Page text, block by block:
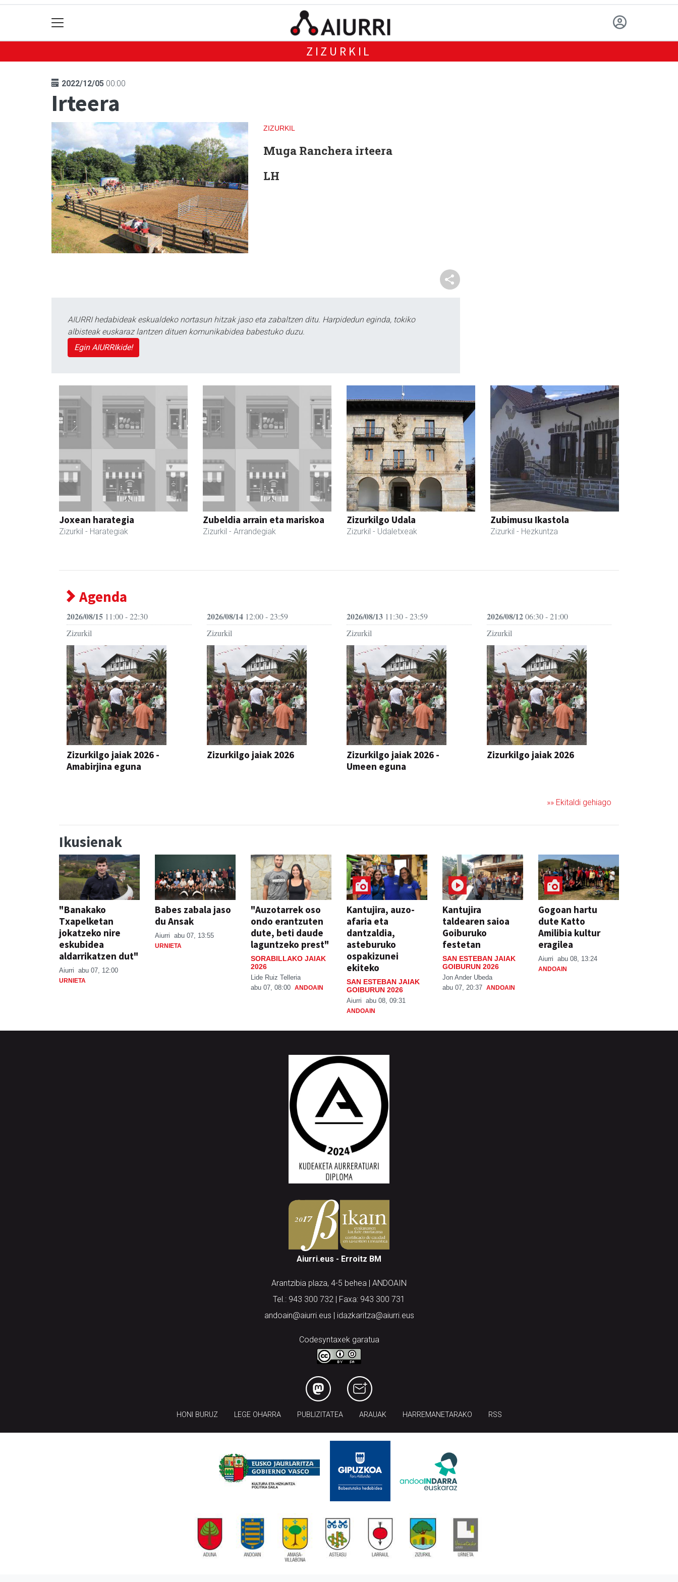
ZIZURKIL
2022/12/05 00:00
Irteera
ZIZURKIL
Muga Ranchera irteera
LH
AIURRI hedabideak eskualdeko nortasun hitzak jaso eta zabaltzen ditu. Harpidedun eginda, tokiko
albisteak euskaraz lantzen dituen komunikabidea babestuko duzu.
Egin AIURRIkide!
Joxean harategia
Zizurkil - Harategiak
Zubeldia arrain eta mariskoa
Zizurkil - Arrandegiak
Zizurkilgo Udala
Zizurkil - Udaletxeak
Zubimusu Ikastola
Zizurkil - Hezkuntza
Agenda
2026/08/15 11:00 - 22:30
Zizurkil
Zizurkilgo jaiak 2026 -
Amabirjina eguna
2026/08/1412:00 - 23:59
Zizurkil
Zizurkilgo jaiak 2026
2026/08/13 11:30 - 23:59
Zizurkil
Zizurkilgo jaiak 2026 -
Umeen eguna
2026/08/1206:30 - 21:00
Zizurkil
Zizurkilgo jaiak 2026
»» Ekitaldi gehiago
Ikusienak
"Banakako
Txapelketan
jokatzeko nire
eskubidea
aldarrikatzen dut"
Aiurri abu 07, 12:00
URNIETA
Babes zabala jaso
du Ansak
Aiurri abu 07, 13:55
URNIETA
"Auzotarrek oso
ondo erantzuten
dute, beti daude
laguntzeko prest"
SORABILLAKO JAIAK
2026
Lide Ruiz Telleria
abu 07, 08:00 ANDOAIN
Kantujira, auzo-
afaria eta
dantzaldia,
asteburuko
ospakizunei
ekiteko
SAN ESTEBAN JAIAK
GOIBURUN 2026
Aiurri abu 08, 09:31
ANDOAIN
Kantujira
taldearen saioa
Goiburuko
festetan
SAN ESTEBAN JAIAK
GOIBURUN 2026
Jon Ander Ubeda
abu 07, 20:37 ANDOAIN
Gogoan hartu
dute Katto
Amilibia kultur
eragilea
Aiurri abu 08, 13:24
ANDOAIN
Aiurri.eus - Erroitz BM
Arantzibia plaza, 4-5 behea | ANDOAIN
Tel.: 943 300 732 | Faxa: 943 300 731
andoain@aiurri.eus | idazkaritza@aiurri.eus
Codesyntaxek garatua
HONI BURUZ LEGE OHARRA PUBLIZITATEA ARAUAK HARREMANETARAKO RSS